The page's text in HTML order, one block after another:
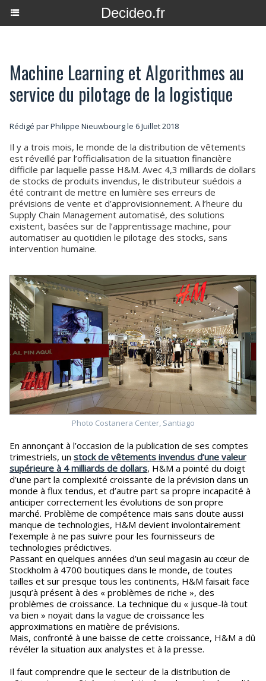
Decideo.fr
Machine Learning et Algorithmes au
service du pilotage de la logistique
Rédigé parPhilippe Nieuwbourgle 6 Juillet 2018
Il y a trois mois, le monde de la distribution de vêtements
est réveillé par l’officialisation de la situation financière
difficile par laquelle passe H&M. Avec 4,3 milliards de dollars
de stocks de produits invendus, le distributeur suédois a
été contraint de mettre en lumière ses erreurs de
prévisions de vente et d’approvisionnement. A l’heure du
Supply Chain Management automatisé, des solutions
existent, basées sur de l’apprentissage machine, pour
automatiser au quotidien le pilotage des stocks, sans
intervention humaine.
Photo Costanera Center, Santiago
En annonçant à l’occasion de la publication de ses comptes
trimestriels, un stock de vêtements invendus d’une valeur
supérieure à 4 milliards de dollars, H&M a pointé du doigt
d’une part la complexité croissante de la prévision dans un
monde à flux tendus, et d’autre part sa propre incapacité à
anticiper correctement les évolutions de son propre
marché. Problème de compétence mais sans doute aussi
manque de technologies, H&M devient involontairement
l’exemple à ne pas suivre pour les fournisseurs de
technologies prédictives.
Passant en quelques années d’un seul magasin au cœur de
Stockholm à 4700 boutiques dans le monde, de toutes
tailles et sur presque tous les continents, H&M faisait face
jusqu’à présent à des « problèmes de riche », des
problèmes de croissance. La technique du « jusque-là tout
va bien » noyait dans la vague de croissance les
approximations en matière de prévisions.
Mais, confronté à une baisse de cette croissance, H&M a dû
révéler la situation aux analystes et à la presse.
Il faut comprendre que le secteur de la distribution de